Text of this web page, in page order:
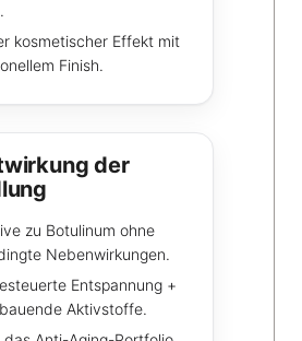
kosmetischer Effekt mit
Finish.
der
zu Botulinum ohne
Nebenwirkungen.
Entspannung +
Aktivstoffe.